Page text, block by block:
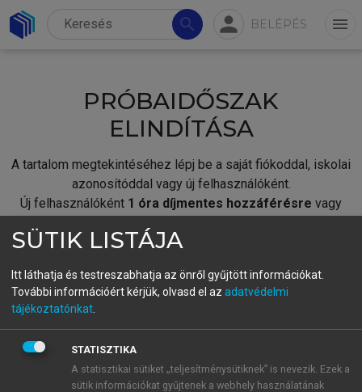
search person BELÉPÉS menu
PRÓBAIDŐSZAK
ELINDÍTÁSA
A tartalom megtekintéséhez lépj be a saját fiókoddal, iskolai
azonosítóddal vagy új felhasználóként.
Új felhasználóként 1 óra díjmentes hozzáférésre vagy
fiókoddal,vagy hozz létre új fiókot.
A regisztráció után apróbaidőszakautomatikusan
BELÉPÉS SAJÁT FIÓKKAL
SÜTIK LISTÁJA
Itt láthatja és testreszabhatja az önről gyűjtött információkat.
További információért kérjük, olvasd el az adatvédelmi
tájékoztatónkat
STATISZTIKA
A statisztikai sütiket „teljesítménysütiknek” is nevezik. Ezek a
sütik információkat gyűjtenek a webhely használatának